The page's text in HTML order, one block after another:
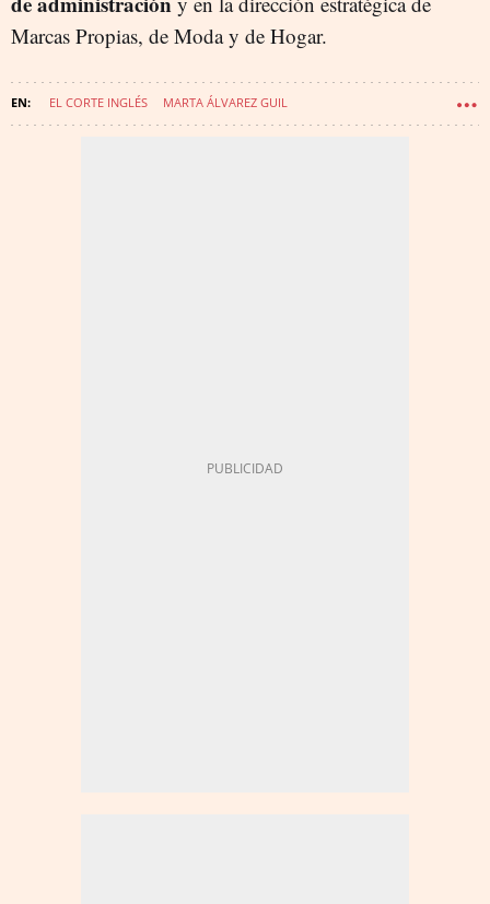
Marcas Propias, de Moda y de Hogar.
EL CORTE INGLÉS MARTA ÁLVAREZ GUIL